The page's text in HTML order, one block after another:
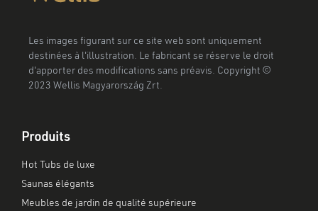
Les images figurant sur ce site web sont uniquement
destinées à l'illustration. Le fabricant se réserve le droit
d'apporter des modifications sans préavis. Copyright ©
2023 Wellis Magyarország Zrt.
Produits
Hot Tubs de luxe
Saunas élégants
Meubles de jardin de qualité supérieure